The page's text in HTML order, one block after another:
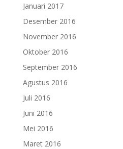
Januari 2017
Desember 2016
November 2016
Oktober 2016
September 2016
Agustus 2016
Juli 2016
Juni 2016
Mei 2016
Maret 2016